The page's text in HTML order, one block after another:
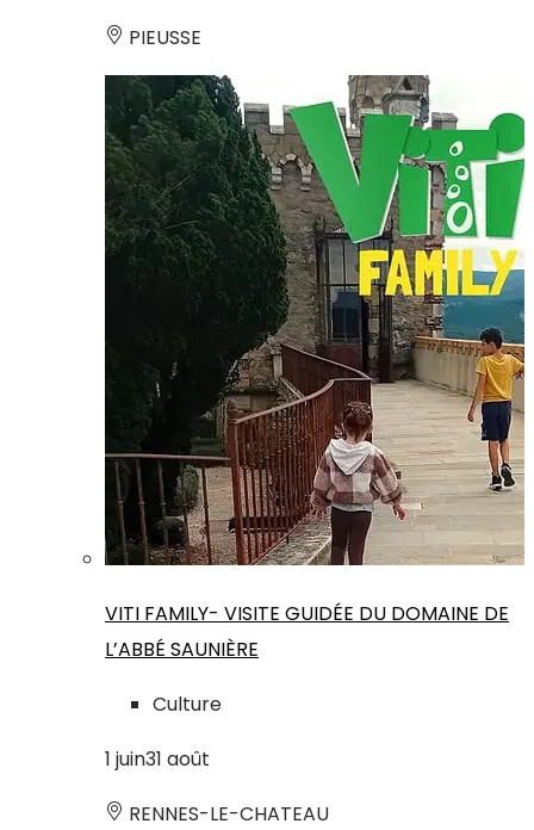
PIEUSSE
VITI FAMILY- VISITE GUIDÉE DU DOMAINE DE
L’ABBÉ SAUNIÈRE
Culture
1 juin31 août
RENNES-LE-CHATEAU